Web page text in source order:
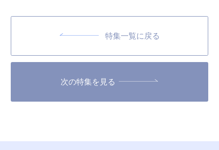
特集一覧に戻る
次の特集を見る